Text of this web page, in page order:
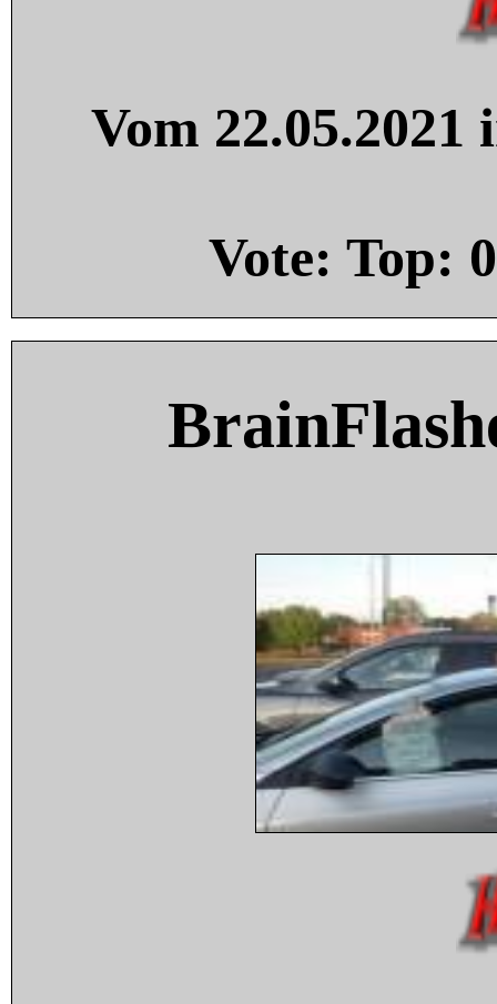
Vom
Vote: Top: 0